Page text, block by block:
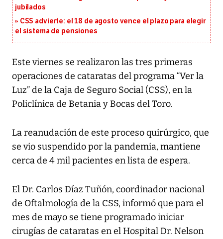
jubilados
CSS advierte: el 18 de agosto vence el plazo para elegir
el sistema de pensiones
Este viernes se realizaron las tres primeras
operaciones de cataratas del programa “Ver la
Luz” de la Caja de Seguro Social (CSS), en la
Policlínica de Betania y Bocas del Toro.
La reanudación de este proceso quirúrgico, que
se vio suspendido por la pandemia, mantiene
cerca de 4 mil pacientes en lista de espera.
El Dr. Carlos Díaz Tuñón, coordinador nacional
de Oftalmología de la CSS, informó que para el
mes de mayo se tiene programado iniciar
cirugías de cataratas en el Hospital Dr. Nelson